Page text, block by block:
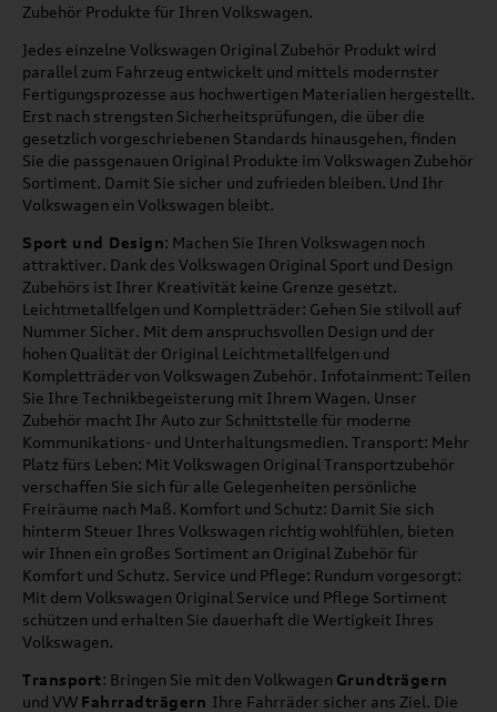
Zubehör Produkte für Ihren Volkswagen.
Jedes einzelne Volkswagen Original Zubehör Produkt wird
parallel zum Fahrzeug entwickelt und mittels modernster
Fertigungsprozesse aus hochwertigen Materialien hergestellt.
Erst nach strengsten Sicherheitsprüfungen, die über die
gesetzlich vorgeschriebenen Standards hinausgehen, finden
Sie die passgenauen Original Produkte im Volkswagen Zubehör
Sortiment. Damit Sie sicher und zufrieden bleiben. Und Ihr
Volkswagen ein Volkswagen bleibt.
Sport und Design: Machen Sie Ihren Volkswagen noch
attraktiver. Dank des Volkswagen Original Sport und Design
Zubehörs ist Ihrer Kreativität keine Grenze gesetzt.
Leichtmetallfelgen und Kompletträder: Gehen Sie stilvoll auf
Nummer Sicher. Mit dem anspruchsvollen Design und der
hohen Qualität der Original Leichtmetallfelgen und
Kompletträder von Volkswagen Zubehör. Infotainment: Teilen
Sie Ihre Technikbegeisterung mit Ihrem Wagen. Unser
Zubehör macht Ihr Auto zur Schnittstelle für moderne
Kommunikations- und Unterhaltungsmedien. Transport: Mehr
Platz fürs Leben: Mit Volkswagen Original Transportzubehör
verschaffen Sie sich für alle Gelegenheiten persönliche
Freiräume nach Maß. Komfort und Schutz: Damit Sie sich
hinterm Steuer Ihres Volkswagen richtig wohlfühlen, bieten
wir Ihnen ein großes Sortiment an Original Zubehör für
Komfort und Schutz. Service und Pflege: Rundum vorgesorgt:
Mit dem Volkswagen Original Service und Pflege Sortiment
schützen und erhalten Sie dauerhaft die Wertigkeit Ihres
Volkswagen.
Transport: Bringen Sie mit den Volkwagen Grundträgern
und VW Fahrradträgern Ihre Fahrräder sicher ans Ziel. Die